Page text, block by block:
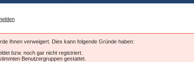
Ihnen verweigert. Dies kann folgende Gründe haben:
bzw. noch gar nicht registriert.
Benutzergruppen gestattet.